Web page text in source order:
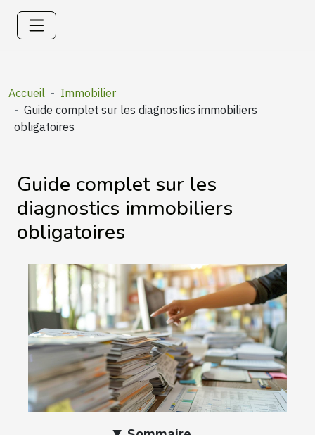
Accueil
Immobilier
Guide complet sur les diagnostics immobiliers
obligatoires
Guide complet sur les
diagnostics immobiliers
obligatoires